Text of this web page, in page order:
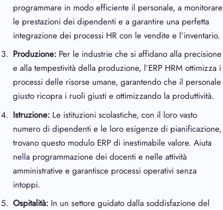
programmare in modo efficiente il personale, a monitorare
le prestazioni dei dipendenti e a garantire una perfetta
integrazione dei processi HR con le vendite e l’inventario.
Produzione: Per le industrie che si affidano alla precisione
e alla tempestività della produzione, l’ERP HRM ottimizza i
processi delle risorse umane, garantendo che il personale
giusto ricopra i ruoli giusti e ottimizzando la produttività.
Istruzione: Le istituzioni scolastiche, con il loro vasto
numero di dipendenti e le loro esigenze di pianificazione,
trovano questo modulo ERP di inestimabile valore. Aiuta
nella programmazione dei docenti e nelle attività
amministrative e garantisce processi operativi senza
intoppi.
Ospitalità: In un settore guidato dalla soddisfazione del